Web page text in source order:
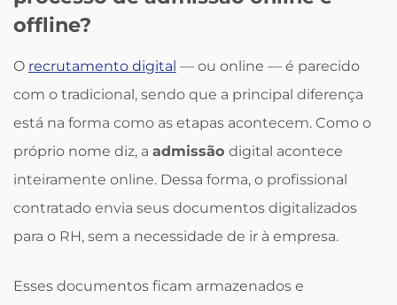
offline?
O recrutamento digital — ou online — é parecido
com o tradicional, sendo que a principal diferença
está na forma como as etapas acontecem. Como o
próprio nome diz, a admissão digital acontece
inteiramente online. Dessa forma, o profissional
contratado envia seus documentos digitalizados
para o RH, sem a necessidade de ir à empresa.
Esses documentos ficam armazenados e